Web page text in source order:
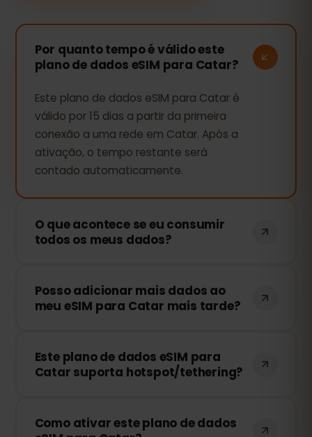
Por quanto tempo é válido este
plano de dados eSIM para Catar?
Este plano de dados eSIM para Catar é
válido por 15 dias a partir da primeira
conexão a uma rede em Catar. Após a
ativação, o tempo restante será
contado automaticamente.
O que acontece se eu consumir
todos os meus dados?
dados, sua conexão será interrompida.
Você pode recarregar facilmente sua
Posso adicionar mais dados ao
meu eSIM para Catar mais tarde?
qualquer momento sem precisar
reinstalar o eSIM. Basta acessar sua
Este plano de dados eSIM para
Catar suporta hotspot/tethering?
conexão com outros dispositivos
Como ativar este plano de dados